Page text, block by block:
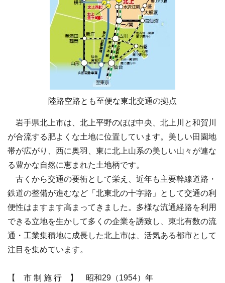
陸路空路とも至便な東北交通の拠点
岩手県北上市は、北上平野のほぼ中央、北上川と和賀川
が合流する肥よくな土地に位置しています。美しい田園地
帯が広がり、西に奥羽、東に北上山系の美しい山々が連な
る豊かな自然に恵まれた土地柄です。
古くから交通の要衝として栄え、近年も主要幹線道路・
鉄道の整備が進むなど「北東北の十字路」として交通の利
便性はますます高まってきました。多様な流通経路を利用
できる立地を生かして多くの企業を誘致し、東北有数の流
通・工業集積地に成長した北上市は、活気ある都市として
注目を集めています。
【 市 制 施 行 】 昭和29（1954）年